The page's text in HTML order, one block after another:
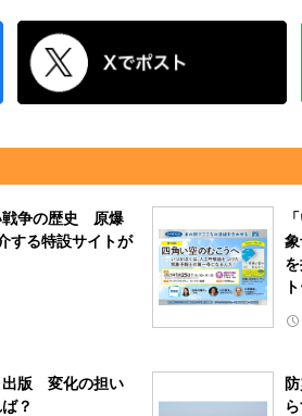
戦争の歴史 原爆
する特設サイトが
出版 変化の担い
？